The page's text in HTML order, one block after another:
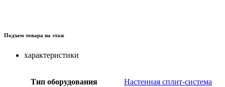
Подъем товара на этаж
характеристики
Тип оборудования Настенная сплит-система